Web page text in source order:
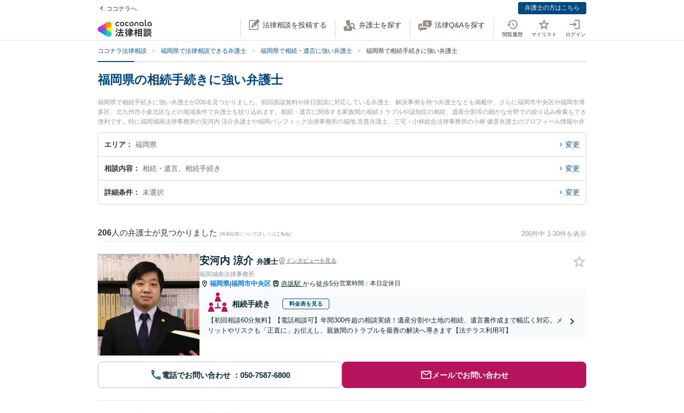
ココナラへ 弁護士の方はこちら
法律相談を投稿する 弁護士を探す 法律Q&Aを探す
閲覧履歴 マイリスト ログイン
ココナラ法律相談 福岡県で法律相談できる弁護士 福岡県で相続・遺言に強い弁護士 福岡県で相続手続きに強い弁護士
福岡県の相続手続きに強い弁護士
福岡県で相続手続きに強い弁護士が206名見つかりました。初回面談無料や休日面談に対応している弁護士、解決事例を持つ弁護士なども掲載中。さらに福岡市中央区や福岡市博
多区、北九州市小倉北区などの地域条件で弁護士を絞り込めます。相続・遺言に関係する家族間の相続トラブルや認知症の相続、遺産分割等の細かな分野での絞り込み検索もでき
便利です。特に福岡城南法律事務所の安河内 涼介弁護士や福岡パシフィック法律事務所の福地 浩貴弁護士、三宅・小林総合法律事務所の小林 健彦弁護士のプロフィール情報や弁
護士費用、強みなどが注目されています。『福岡県で土日や夜間に発生した相続手続きのトラブルを今すぐに弁護士に相談したい』『相続手続きのトラブル解決の実績豊富な近く
の弁護士を検索したい』『初回相談無料で相続手続きを法律相談できる福岡県内の弁護士に相談予約したい』などでお困りの相談者さんにおすすめです。
エリア 福岡県 変更
相談内容 相続・遺言、相続手続き 変更
詳細条件 未選択 変更
206 人の弁護士が見つかりました (検索結果について詳しくは こちら) 206件中 1-30件を表示
安河内 涼介 弁護士 インタビューを見る
福岡城南法律事務所
福岡県|福岡市中央区 赤坂駅 から徒歩5分営業時間：本日定休日
相続手続き 料金表を見る
【初回相談60分無料】【電話相談可】年間300件超の相談実績！遺産分割や土地の相続、遺言書作成まで幅広く対応。メ
リットやリスクも「正直に」お伝えし、親族間のトラブルを最善の解決へ導きます【法テラス利用可】
電話でお問い合わせ メールでお問い合わせ